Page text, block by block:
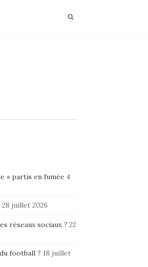
» partis en fumée 4
28 juillet 2026
réseaux sociaux ? 22
football ? 18 juillet